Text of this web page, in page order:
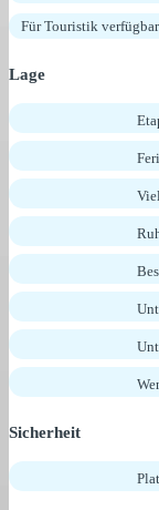
Für Touristik
Lage
Sicherheit